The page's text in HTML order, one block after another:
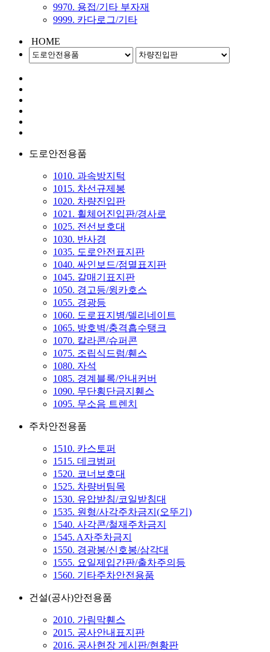
9970. 용접/기타 부자재
9999. 카다로그/기타
HOME
도로안전용품
1010. 과속방지턱
1015. 차선규제봉
1020. 차량진입판
1021. 휠체어진입판/경사로
1025. 전선보호대
1030. 반사경
1035. 도로안전표지판
1040. 싸인보드/점멸표지판
1045. 갈매기표지판
1050. 경고등/윙카호스
1055. 경광등
1060. 도로표지병/델리네이트
1065. 방호벽/충격흡수탱크
1070. 칼라콘/슈퍼콘
1075. 조립식드럼/휀스
1080. 자석
1085. 경계블록/안내커버
1090. 무단횡단금지휀스
1095. 무소음 트렌치
주차안전용품
1510. 카스토퍼
1515. 데크범퍼
1520. 코너보호대
1525. 차량버팀목
1530. 유압받침/코일받침대
1535. 원형/사각주차금지(오뚜기)
1540. 사각콘/철재주차금지
1545. A자주차금지
1550. 경광봉/신호봉/삼각대
1555. 요일제입간판/출차주의등
1560. 기타주차안전용품
건설(공사)안전용품
2010. 가림막휀스
2015. 공사안내표지판
2016. 공사현장 게시판/현황판